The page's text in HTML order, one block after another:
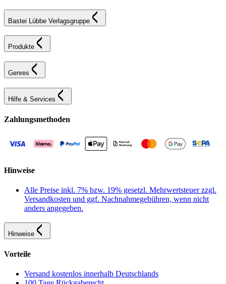
Bastei Lübbe Verlagsgruppe
Produkte
Genres
Hilfe & Services
Zahlungsmethoden
Hinweise
Alle Preise inkl. 7% bzw. 19% gesetzl. Mehrwertsteuer zzgl.
Versandkosten und ggf. Nachnahmegebühren, wenn nicht
anders angegeben.
Hinweise
Vorteile
Versand kostenlos innerhalb Deutschlands